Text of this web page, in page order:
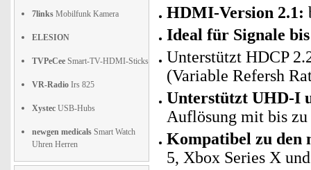
7links Mobilfunk Kamera
ELESION
TVPeCee Smart-TV-HDMI-Sticks
VR-Radio Irs 825
Xystec USB-Hubs
newgen medicals Smart Watch
Uhren Herren
HDMI-Version 2.1:
Ideal für Signale
Unterstützt HDCP
(Variable Refersh
Unterstützt UHD-I
Auflösung mit bis
Kompatibel zu den
5, Xbox Series X